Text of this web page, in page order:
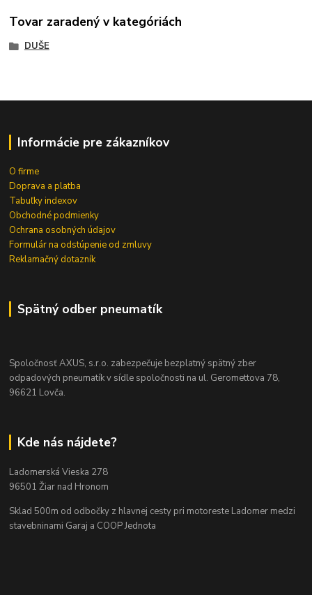
Tovar zaradený v kategóriách
DUŠE
Informácie pre zákazníkov
O firme
Doprava a platba
Tabuľky indexov
Obchodné podmienky
Ochrana osobných údajov
Formulár na odstúpenie od zmluvy
Reklamačný dotazník
Spätný odber pneumatík
Spoločnosť AXUS, s.r.o. zabezpečuje bezplatný spätný zber
odpadových pneumatík v sídle spoločnosti na ul. Geromettova 78,
96621 Lovča.
Kde nás nájdete?
Ladomerská Vieska 278
96501 Žiar nad Hronom
Sklad 500m od odbočky z hlavnej cesty pri motoreste Ladomer medzi
stavebninami Garaj a COOP Jednota